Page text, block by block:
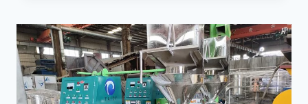
मशीन
कैसे
चुनें:
स्क्रू
बनाम
हाइड्रोलिक